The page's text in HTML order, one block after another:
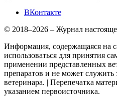
ВКонтакте
© 2018–2026 – Журнал
Информация, содержащаяся на
использоваться для принятия
применении представленных
препаратов и не может служить
ветеринара. | Перепечатка
указанием первоисточника.